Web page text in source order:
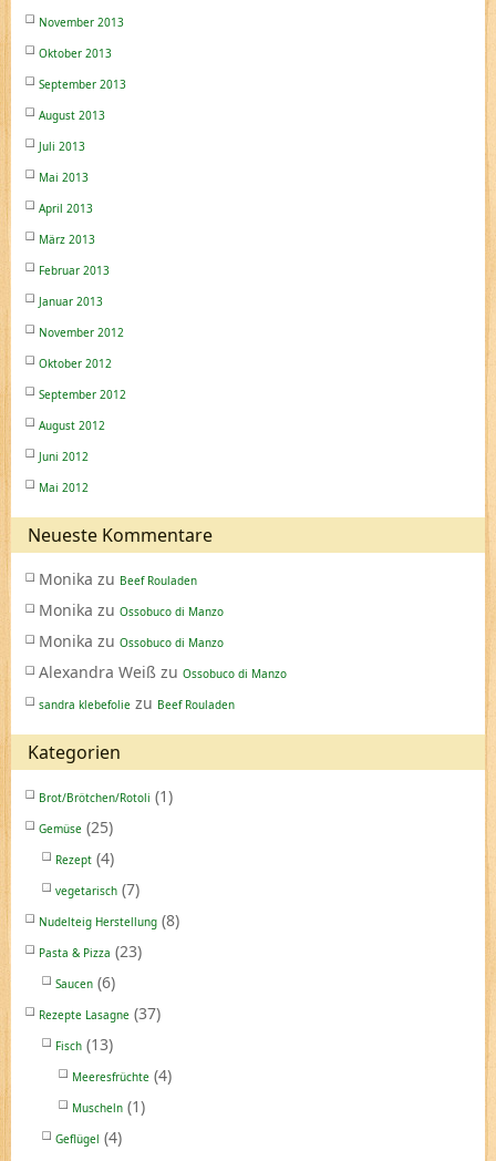
November 2013
Oktober 2013
September 2013
August 2013
Juli 2013
Mai 2013
April 2013
März 2013
Februar 2013
Januar 2013
November 2012
Oktober 2012
September 2012
August 2012
Juni 2012
Mai 2012
Neueste Kommentare
Monika zu Beef Rouladen
Monika zu Ossobuco di Manzo
Monika zu Ossobuco di Manzo
Alexandra Weiß zu Ossobuco di Manzo
sandra klebefolie zu Beef Rouladen
Kategorien
Brot/Brötchen/Rotoli (1)
Gemüse (25)
Rezept (4)
vegetarisch (7)
Nudelteig Herstellung (8)
Pasta & Pizza (23)
Saucen (6)
Rezepte Lasagne (37)
Fisch (13)
Meeresfrüchte (4)
Muscheln (1)
Geflügel (4)